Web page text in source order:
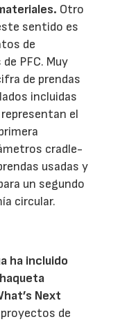
Otro
sentido es
de
PFC. Muy
de prendas
incluidas
el
cradle-
usadas y
un segundo
circular.
ha incluido
Next
de